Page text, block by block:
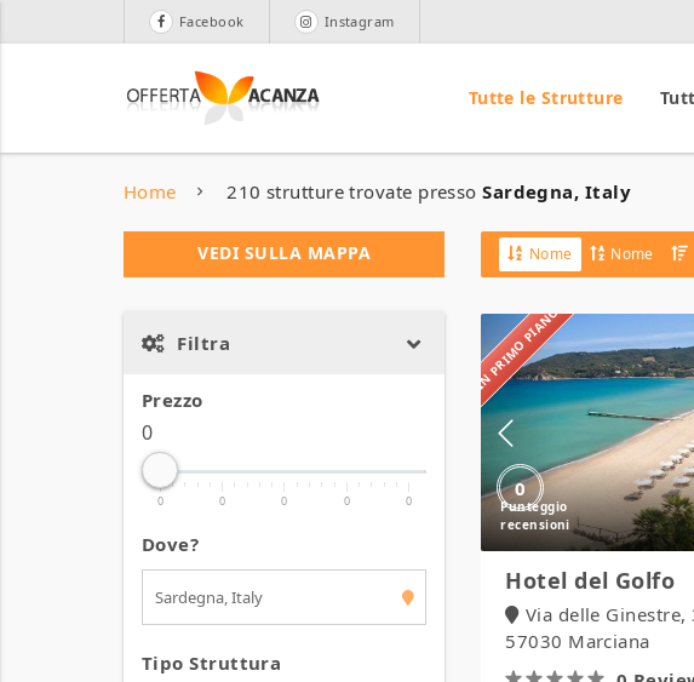
Facebook Instagram
Tutte le Strutture
Home 210 strutture trovate pressoSardegna, Italy
VEDI SULLA MAPPA
Filtra
Prezzo
0
0 0 0 0 0
Dove?
Tipo Struttura
Nome Nome
IN PRIMO PIANO
0
del
Golfo
Hotel del Golfo
Via delle Ginestre,
57030 Marciana